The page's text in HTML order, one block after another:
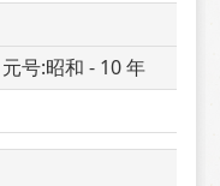
号:昭和 - 10 年